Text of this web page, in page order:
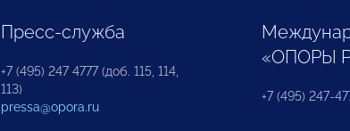
Пресс-служба
+7 (495) 247 4777 (доб. 115, 114,
113)
pressa@opora.ru
«ОПОРЫ
+7 (495) 247-